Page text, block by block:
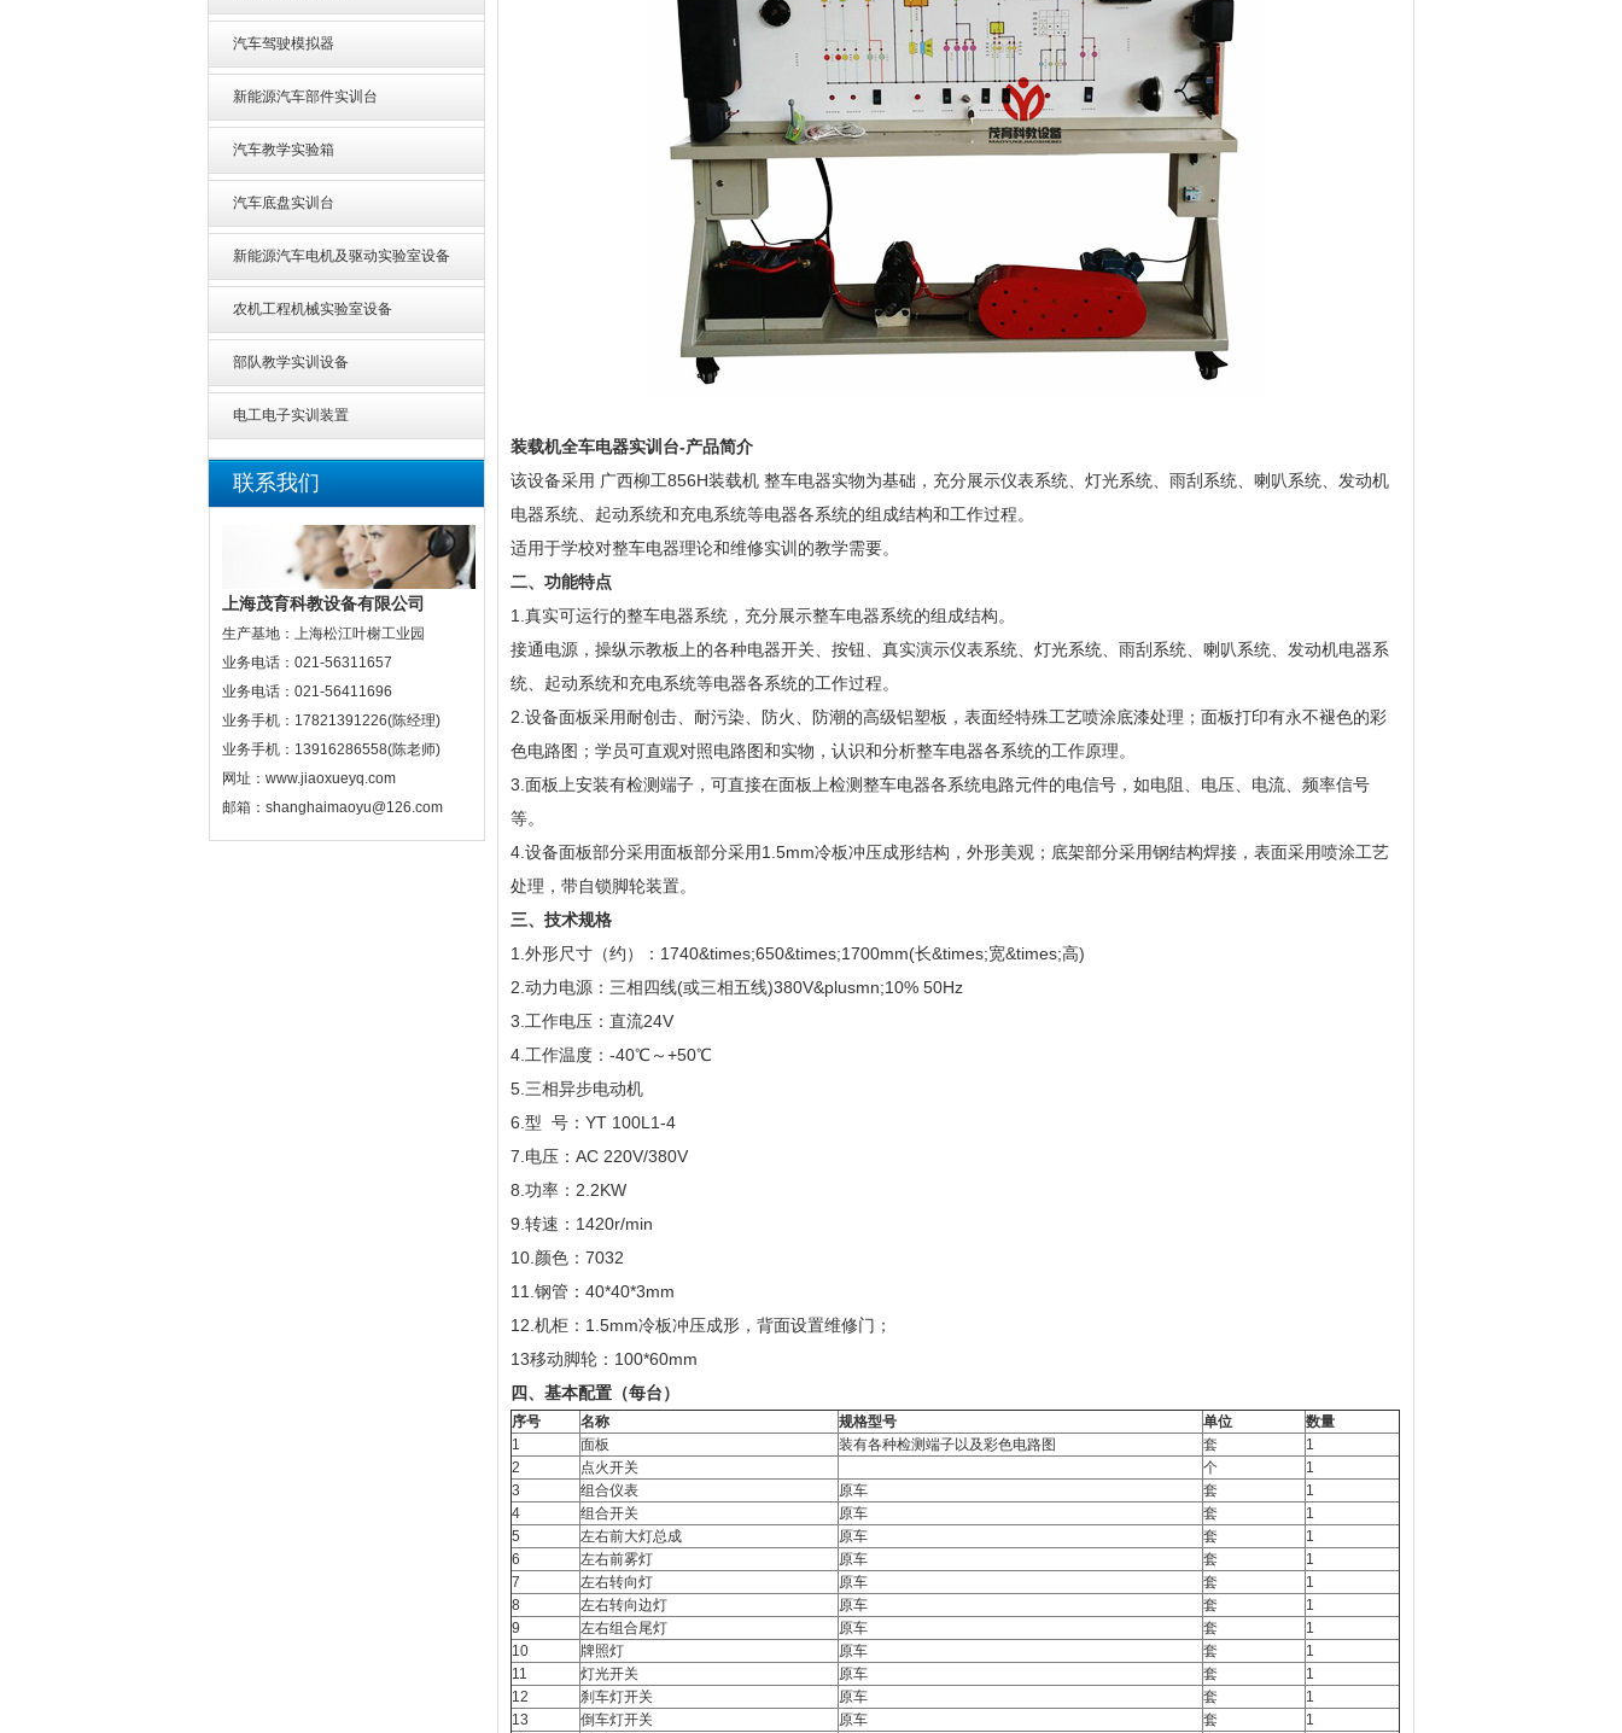
汽车驾驶模拟器
新能源汽车部件实训台
汽车教学实验箱
汽车底盘实训台
新能源汽车电机及驱动实验室设备
农机工程机械实验室设备
部队教学实训设备
电工电子实训装置
联系我们
上海茂育科教设备有限公司
生产基地：上海松江叶榭工业园
业务电话：021-56311657
业务电话：021-56411696
业务手机：17821391226(陈经理)
业务手机：13916286558(陈老师)
网址：www.jiaoxueyq.com
邮箱：shanghaimaoyu@126.com
装载机全车电器实训台-产品简介
该设备采用 广西柳工856H装载机 整车电器实物为基础，充分展示仪表系统、灯光系统、雨刮系统、喇叭系统、发动机
电器系统、起动系统和充电系统等电器各系统的组成结构和工作过程。
适用于学校对整车电器理论和维修实训的教学需要。
二、功能特点
1.真实可运行的整车电器系统，充分展示整车电器系统的组成结构。
接通电源，操纵示教板上的各种电器开关、按钮、真实演示仪表系统、灯光系统、雨刮系统、喇叭系统、发动机电器系
统、起动系统和充电系统等电器各系统的工作过程。
2.设备面板采用耐创击、耐污染、防火、防潮的高级铝塑板，表面经特殊工艺喷涂底漆处理；面板打印有永不褪色的彩
色电路图；学员可直观对照电路图和实物，认识和分析整车电器各系统的工作原理。
3.面板上安装有检测端子，可直接在面板上检测整车电器各系统电路元件的电信号，如电阻、电压、电流、频率信号
等。
4.设备面板部分采用面板部分采用1.5mm冷板冲压成形结构，外形美观；底架部分采用钢结构焊接，表面采用喷涂工艺
处理，带自锁脚轮装置。
三、技术规格
1.外形尺寸（约）：1740&times;650&times;1700mm(长&times;宽&times;高)
2.动力电源：三相四线(或三相五线)380V&plusmn;10% 50Hz
3.工作电压：直流24V
4.工作温度：-40℃～+50℃
5.三相异步电动机
6.型 号：YT 100L1-4
7.电压：AC 220V/380V
8.功率：2.2KW
9.转速：1420r/min
10.颜色：7032
11.钢管：40*40*3mm
12.机柜：1.5mm冷板冲压成形，背面设置维修门；
13移动脚轮：100*60mm
四、基本配置（每台）
序号 名称 规格型号 单位
数量
1
面板 装有各种检测端子以及彩色电路图 套
1
2
点火开关 个
1
3
组合仪表 原车 套
1
4
组合开关 原车 套
1
5
左右前大灯总成 原车 套
1
6
左右前雾灯 原车 套
1
7
左右转向灯 原车 套
1
8
左右转向边灯 原车 套
1
9
左右组合尾灯 原车 套
1
10
牌照灯 原车 套
1
11
灯光开关 原车 套
1
12
刹车灯开关 原车 套
1
13
倒车灯开关 原车 套
1